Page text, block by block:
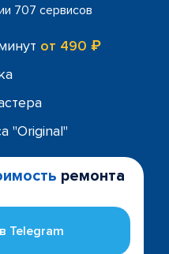
707 сервисов
от 490 ₽
"Original"
ремонта
Telegram